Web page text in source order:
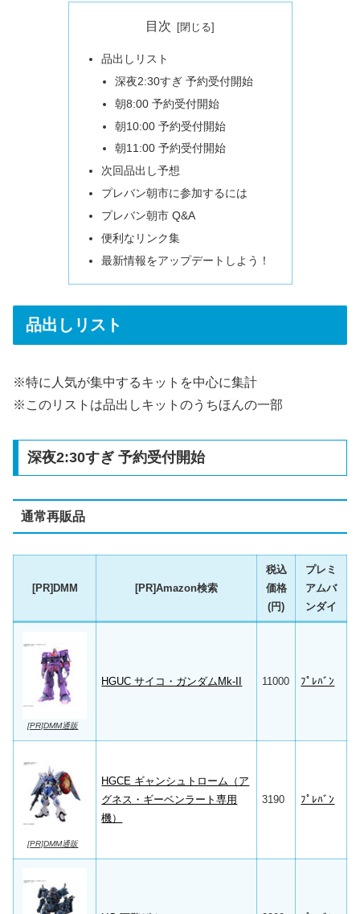
目次
品出しリスト
深夜2:30すぎ 予約受付開始
朝8:00 予約受付開始
朝10:00 予約受付開始
朝11:00 予約受付開始
次回品出し予想
プレバン朝市に参加するには
プレバン朝市 Q&A
便利なリンク集
最新情報をアップデートしよう！
品出しリスト
※特に人気が集中するキットを中心に集計
※このリストは品出しキットのうちほんの一部
深夜2:30すぎ 予約受付開始
通常再販品
[PR]DMM [PR]Amazon検索
税込
価格
(円)
プレミ
アムバ
ンダイ
[PR]DMM通販
HGUC サイコ・ガンダムMk-II 11000 ﾌﾟﾚﾊﾞﾝ
[PR]DMM通販
HGCE ギャンシュトローム（ア
グネス・ギーベンラート専用
機）
3190 ﾌﾟﾚﾊﾞﾝ